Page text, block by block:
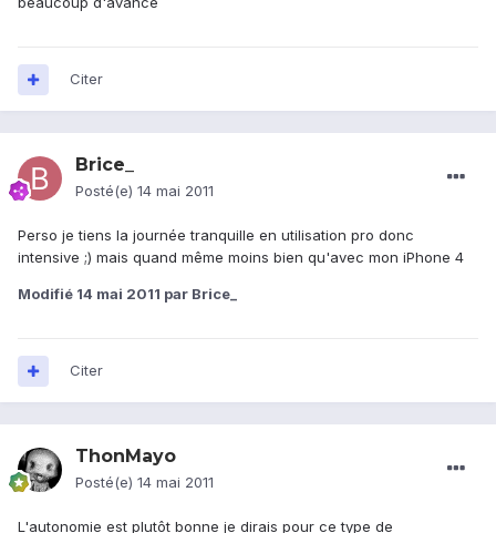
Citer
Brice_
Posté(e) 14 mai 2011
Perso je tiens la journée tranquille en utilisation pro donc
intensive ;) mais quand même moins bien qu'avec mon iPhone 4
Modifié 14 mai 2011 par Brice_
Citer
ThonMayo
Posté(e) 14 mai 2011
L'autonomie est plutôt bonne je dirais pour ce type de